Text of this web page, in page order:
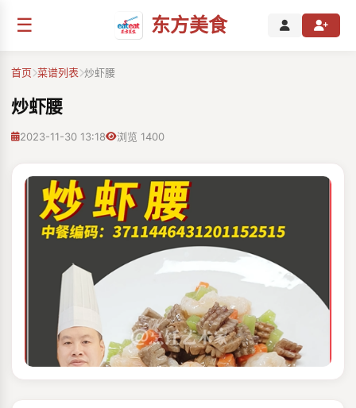
☰ 东方美食
首页 菜谱列表 炒虾腰
炒虾腰
2023-11-30 13:18 浏览 1400